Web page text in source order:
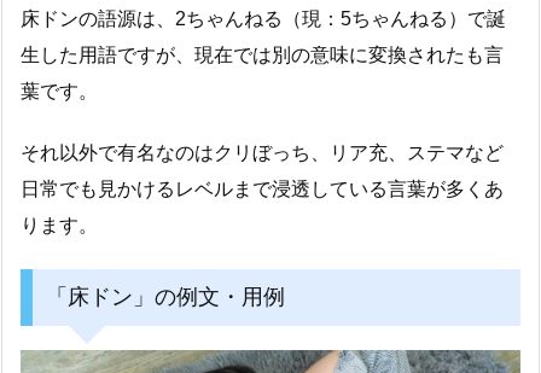
床ドンの語源は、2ちゃんねる（現：5ちゃんねる）で誕
生した用語ですが、現在では別の意味に変換されたも言
葉です。
それ以外で有名なのはクリぼっち、リア充、ステマなど
日常でも見かけるレベルまで浸透している言葉が多くあ
ります。
「床ドン」の例文・用例